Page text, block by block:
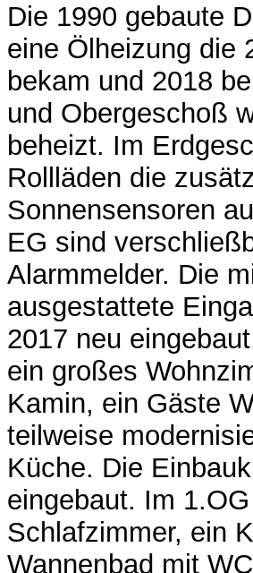
Die 1990 gebaute
eine Ölheizung die
bekam und 2018
und Obergeschoß
beheizt. Im
Rollläden die
Sonnensensoren
EG sind
Alarmmelder. Die
ausgestattete
2017 neu
ein großes
Kamin, ein Gäste
teilweise
Küche. Die
eingebaut. Im
Schlafzimmer, ein
Wannenbad mit